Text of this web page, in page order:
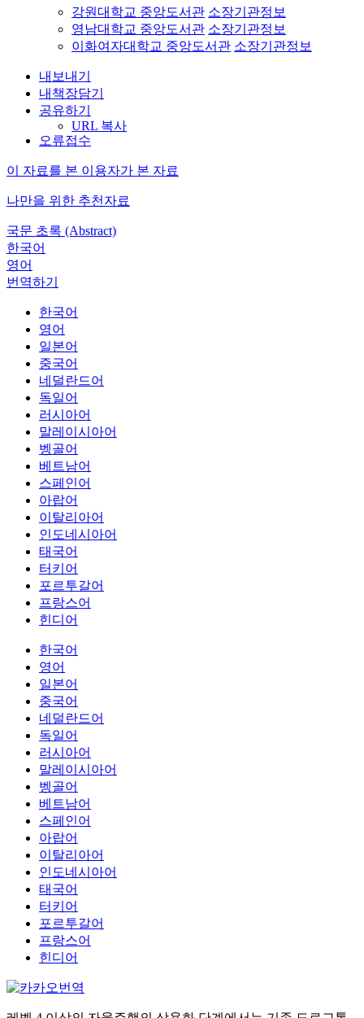
강원대학교 중앙도서관 소장기관정보
영남대학교 중앙도서관 소장기관정보
이화여자대학교 중앙도서관 소장기관정보
내보내기
내책장담기
공유하기
URL 복사
오류접수
이 자료를 본 이용자가 본 자료
나만을 위한 추천자료
국문 초록 (Abstract)
한국어
영어
번역하기
한국어
영어
일본어
중국어
네덜란드어
독일어
러시아어
말레이시아어
벵골어
베트남어
스페인어
아랍어
이탈리아어
인도네시아어
태국어
터키어
포르투갈어
프랑스어
힌디어
한국어
영어
일본어
중국어
네덜란드어
독일어
러시아어
말레이시아어
벵골어
베트남어
스페인어
아랍어
이탈리아어
인도네시아어
태국어
터키어
포르투갈어
프랑스어
힌디어